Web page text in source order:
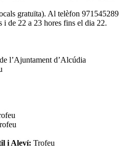
gratuïta). Al telèfon 971545289
i de 22 a 23 hores fins el dia 22.
l’Ajuntament d’Alcúdia
i Aleví: Trofeu